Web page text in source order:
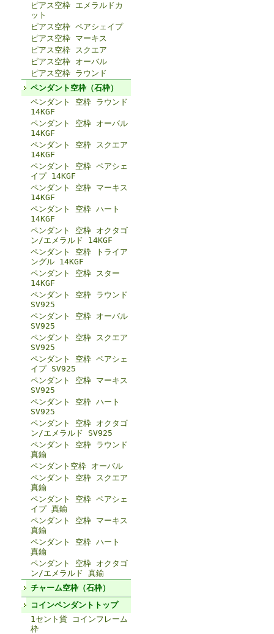
ピアス空枠 エメラルドカ
ット
ピアス空枠 ペアシェイプ
ピアス空枠 マーキス
ピアス空枠 スクエア
ピアス空枠 オーバル
ピアス空枠 ラウンド
ペンダント空枠（石枠）
ペンダント 空枠 ラウンド
14KGF
ペンダント 空枠 オーバル
14KGF
ペンダント 空枠 スクエア
14KGF
ペンダント 空枠 ペアシェ
イプ 14KGF
ペンダント 空枠 マーキス
14KGF
ペンダント 空枠 ハート
14KGF
ペンダント 空枠 オクタゴ
ン/エメラルド 14KGF
ペンダント 空枠 トライア
ングル 14KGF
ペンダント 空枠 スター
14KGF
ペンダント 空枠 ラウンド
SV925
ペンダント 空枠 オーバル
SV925
ペンダント 空枠 スクエア
SV925
ペンダント 空枠 ペアシェ
イプ SV925
ペンダント 空枠 マーキス
SV925
ペンダント 空枠 ハート
SV925
ペンダント 空枠 オクタゴ
ン/エメラルド SV925
ペンダント 空枠 ラウンド
真鍮
ペンダント空枠 オーバル
ペンダント 空枠 スクエア
真鍮
ペンダント 空枠 ペアシェ
イプ 真鍮
ペンダント 空枠 マーキス
真鍮
ペンダント 空枠 ハート
真鍮
ペンダント 空枠 オクタゴ
ン/エメラルド 真鍮
チャーム空枠（石枠）
コインペンダントトップ
1セント貨 コインフレーム
枠